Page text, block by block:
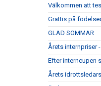
Välkommen att
Grattis på
GLAD SOMMAR
Årets internpriser
Efter interncupen
Årets